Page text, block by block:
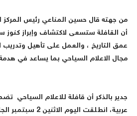
من جهته قال حسين المناعي رئيس المركز
أن القافلة ستسعى لاكتشاف وإبراز كنوز
عمق التاريخ ، والعمل على تأهيل وتدريب
مجال الاعلام السياحي بما يساعد في هدمة
عربية، انطلقت